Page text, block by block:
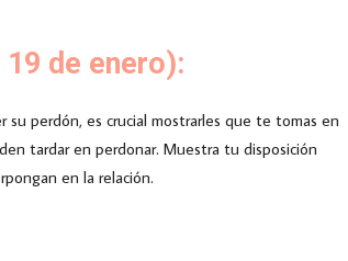
de enero):
su perdón, es crucial mostrarles que te tomas en
tardar en perdonar. Muestra tu disposición
en la relación.